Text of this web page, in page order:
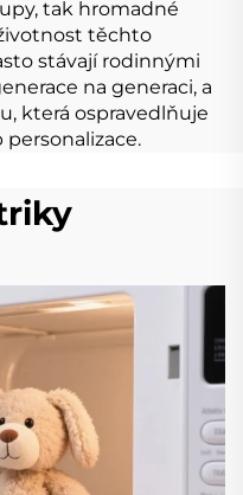
tak hromadné
těchto
stávají rodinnými
na generaci, a
která ospravedlňuje